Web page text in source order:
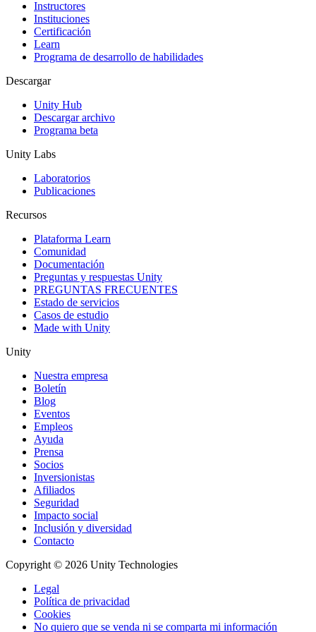
Juegos XR
Lanza juegos XR en múltiples plataformas
Juegos multijugador
Instructores
Instituciones
Certificación
Learn
Programa de desarrollo de habilidades
Descargar
Unity Hub
Descargar archivo
Programa beta
Unity Labs
Laboratorios
Publicaciones
Recursos
Plataforma Learn
Comunidad
Documentación
Preguntas y respuestas Unity
PREGUNTAS FRECUENTES
Estado de servicios
Casos de estudio
Made with Unity
Unity
Nuestra empresa
Boletín
Blog
Eventos
Empleos
Ayuda
Prensa
Socios
Inversionistas
Afiliados
Seguridad
Impacto social
Inclusión y diversidad
Contacto
Copyright © 2026 Unity Technologies
Legal
Política de privacidad
Cookies
No quiero que se venda ni se comparta mi información